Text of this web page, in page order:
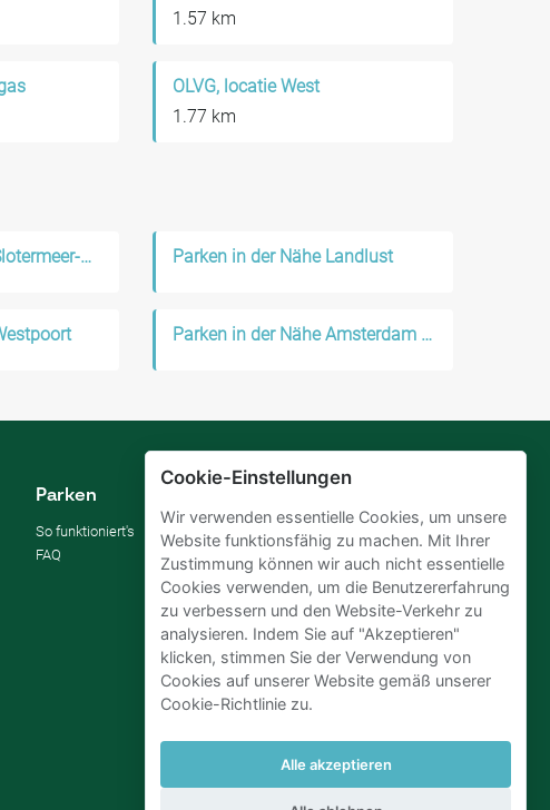
1.57 km
OLVG, locatie West
1.77 km
Parken in der Nähe Slotermeer-Noordoost Parken in der Nähe Landlust
Parken in der Nähe Amsterdam Nieuw-West
Cookie-Einstellungen
Wir verwenden essentielle Cookies, um unsere
Website funktionsfähig zu machen. Mit Ihrer
Zustimmung können wir auch nicht essentielle
Cookies verwenden, um die Benutzererfahrung
zu verbessern und den Website-Verkehr zu
analysieren. Indem Sie auf "Akzeptieren"
klicken, stimmen Sie der Verwendung von
Cookies auf unserer Website gemäß unserer
Cookie-Richtlinie zu.
Alle akzeptieren
Parken
So funktioniert's
FAQ
Parkplatz vermieten
Für Unternehmen
Verbessern Sie Ihre SDGs
Business-Blog